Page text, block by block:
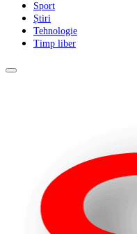
Sport
Știri
Tehnologie
Timp liber